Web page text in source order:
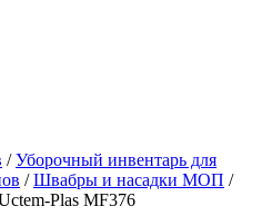
/ Уборочный инвентарь для
/ Швабры и насадки МОП /
Plas MF376